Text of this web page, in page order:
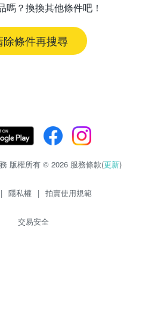
嗎？換換其他條件吧！
除條件再搜尋
版權所有 © 2026 服務條款(更新)
| 隱私權 | 拍賣使用規範
交易安全